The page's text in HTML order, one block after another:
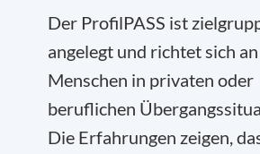
Der ProfilPASS ist
angelegt und richtet sich an
Menschen in privaten oder
beruflichen
Die Erfahrungen zeigen,